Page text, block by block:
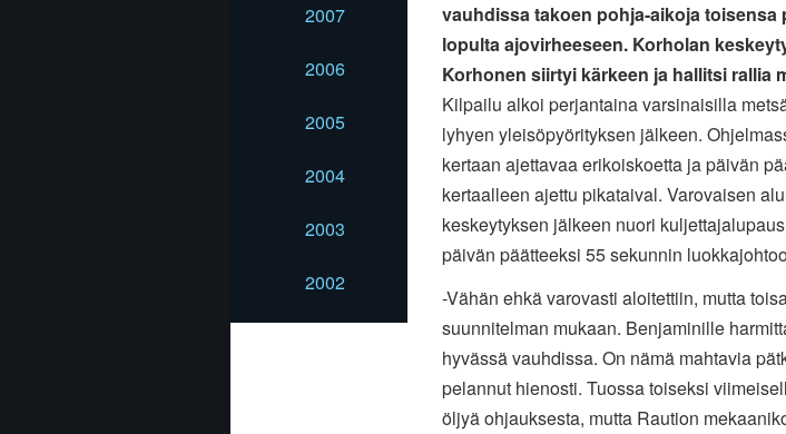
2007
2006
2005
2004
2003
2002
vauhdissa takoen pohja-aikoja toisensa
lopulta ajovirheeseen. Korholan
Korhonen siirtyi kärkeen ja hallitsi rallia
Kilpailu alkoi perjantaina varsinaisilla
lyhyen yleisöpyörityksen jälkeen.
kertaan ajettavaa erikoiskoetta ja päivän
kertaalleen ajettu pikataival. Varovaisen
keskeytyksen jälkeen nuori
päivän päätteeksi 55 sekunnin
-Vähän ehkä varovasti aloitettiin, mutta
suunnitelman mukaan. Benjaminille
hyvässä vauhdissa. On nämä mahtavia
pelannut hienosti. Tuossa toiseksi
öljyä ohjauksesta, mutta Raution